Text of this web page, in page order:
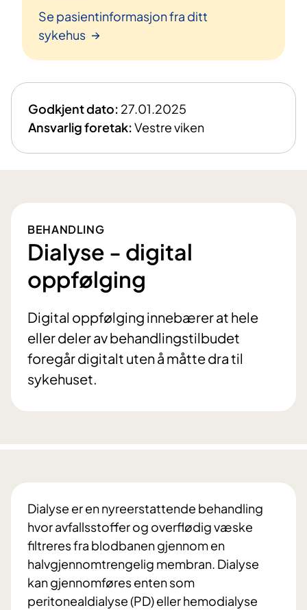
Se pasientinformasjon fra ditt
sykehus
Godkjent dato: 27.01.2025
Ansvarlig foretak:Vestre viken
BEHANDLING
Dialyse - digital
oppfølging
Digital oppfølging innebærer at hele
eller deler av behandlingstilbudet
foregår digitalt uten å måtte dra til
sykehuset.
Dialyse er en nyreerstattende behandling
hvor avfallsstoffer og overflødig væske
filtreres fra blodbanen gjennom en
halvgjennomtrengelig membran. Dialyse
kan gjennomføres enten som
peritonealdialyse (PD) eller hemodialyse